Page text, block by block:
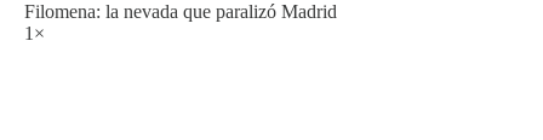
Filomena: la nevada que paralizó Madrid
1×